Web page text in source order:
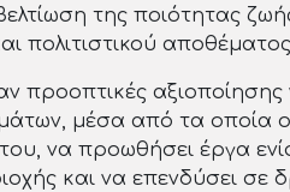
της ποιότητας
πολιτιστικού
προοπτικές
μέσα από τα οποία
να προωθήσει έργα
και να επενδύσει σε